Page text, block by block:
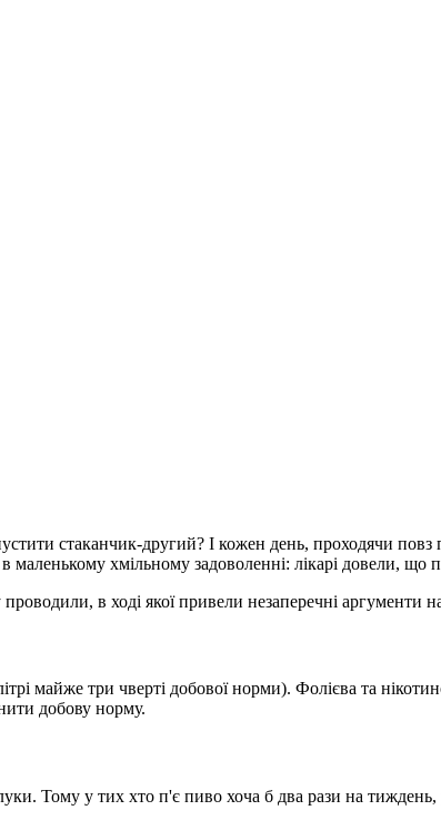
стаканчик-другий? І кожен день, проходячи
маленькому хмільному задоволенні: лікарі довели, що
в ході якої привели незаперечні аргументи
майже три чверті добової норми). Фолієва та
добову норму.
Тому у тих хто п'є пиво хоча б два рази на